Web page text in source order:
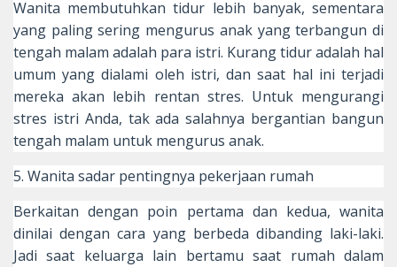
Wanita membutuhkan tidur lebih banyak, sementara
yang paling sering mengurus anak yang terbangun di
tengah malam adalah para istri. Kurang tidur adalah hal
umum yang dialami oleh istri, dan saat hal ini terjadi
mereka akan lebih rentan stres. Untuk mengurangi
stres istri Anda, tak ada salahnya bergantian bangun
tengah malam untuk mengurus anak.
5. Wanita sadar pentingnya pekerjaan rumah
Berkaitan dengan poin pertama dan kedua, wanita
dinilai dengan cara yang berbeda dibanding laki-laki.
Jadi saat keluarga lain bertamu saat rumah dalam